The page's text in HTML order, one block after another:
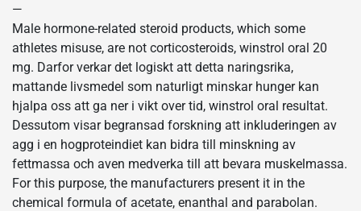
—
Male hormone-related steroid products, which some
athletes misuse, are not corticosteroids, winstrol oral 20
mg. Darfor verkar det logiskt att detta naringsrika,
mattande livsmedel som naturligt minskar hunger kan
hjalpa oss att ga ner i vikt over tid, winstrol oral resultat.
Dessutom visar begransad forskning att inkluderingen av
agg i en hogproteindiet kan bidra till minskning av
fettmassa och aven medverka till att bevara muskelmassa.
For this purpose, the manufacturers present it in the
chemical formula of acetate, enanthal and parabolan.